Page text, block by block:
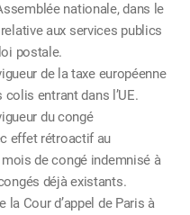
nationale, dans le
aux services publics
postale.
de la taxe européenne
entrant dans l’UE.
du congé
effet rétroactif au
de congé indemnisé à
déjà existants.
la Cour d’appel de Paris à